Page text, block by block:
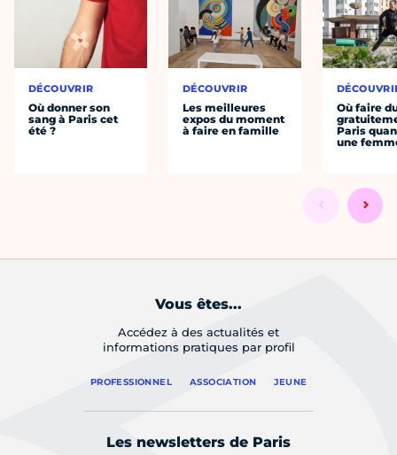
DÉCOUVRIR
Où donner son
sang à Paris cet
été ?
DÉCOUVRIR
Les meilleures
expos du moment
à faire en famille
Où faire
Paris
une
Vous êtes...
Accédez à des actualités et
informations pratiques par profil
PROFESSIONNEL ASSOCIATION JEUNE
Les newsletters de Paris